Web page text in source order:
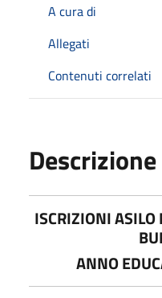
A cura di
Allegati
Contenuti correlati
Descrizione
ISCRIZIONI
ANNO